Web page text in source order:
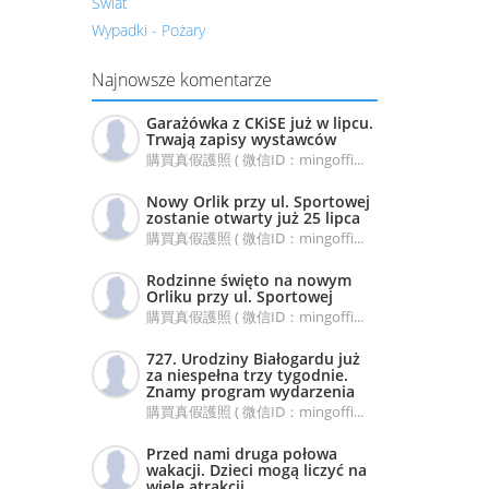
Wypadki - Pożary
Najnowsze komentarze
Garażówka z CKiSE już w lipcu.
Trwają zapisy wystawców
購買真假護照 ( 微信ID：mingoffi...
Nowy Orlik przy ul. Sportowej
zostanie otwarty już 25 lipca
購買真假護照 ( 微信ID：mingoffi...
Rodzinne święto na nowym
Orliku przy ul. Sportowej
購買真假護照 ( 微信ID：mingoffi...
727. Urodziny Białogardu już
za niespełna trzy tygodnie.
Znamy program wydarzenia
購買真假護照 ( 微信ID：mingoffi...
Przed nami druga połowa
wakacji. Dzieci mogą liczyć na